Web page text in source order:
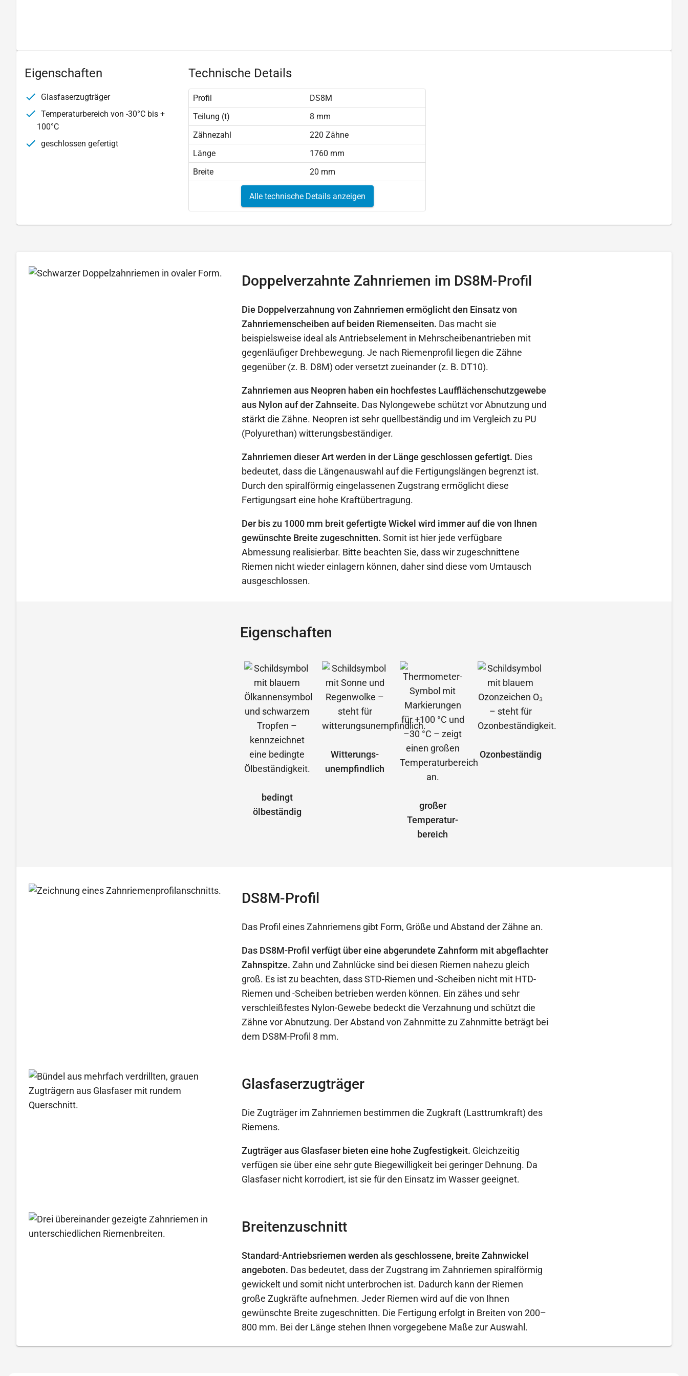
Eigenschaften
Glasfaserzugträger
Temperaturbereich von -30°C bis +
100°C
geschlossen gefertigt
Technische Details
Profil
DS8M
Teilung (t)
8 mm
Zähnezahl
220 Zähne
Länge
1760 mm
Breite
20 mm
Alle technische Details anzeigen
Doppelverzahnte Zahnriemen im DS8M-Profil
Die Doppelverzahnung von Zahnriemen ermöglicht den Einsatz von
Zahnriemenscheiben auf beiden Riemenseiten. Das macht sie
beispielsweise ideal als Antriebselement in Mehrscheibenantrieben mit
gegenläufiger Drehbewegung. Je nach Riemenprofil liegen die Zähne
gegenüber (z. B. D8M) oder versetzt zueinander (z. B. DT10).
Zahnriemen aus Neopren haben ein hochfestes Laufflächenschutzgewebe
aus Nylon auf der Zahnseite. Das Nylongewebe schützt vor Abnutzung und
stärkt die Zähne. Neopren ist sehr quellbeständig und im Vergleich zu PU
(Polyurethan) witterungsbeständiger.
Zahnriemen dieser Art werden in der Länge geschlossen gefertigt. Dies
bedeutet, dass die Längenauswahl auf die Fertigungslängen begrenzt ist.
Durch den spiralförmig eingelassenen Zugstrang ermöglicht diese
Fertigungsart eine hohe Kraftübertragung.
Der bis zu 1000 mm breit gefertigte Wickel wird immer auf die von Ihnen
gewünschte Breite zugeschnitten. Somit ist hier jede verfügbare
Abmessung realisierbar. Bitte beachten Sie, dass wir zugeschnittene
Riemen nicht wieder einlagern können, daher sind diese vom Umtausch
ausgeschlossen.
Eigenschaften
bedingt
ölbeständig
Witterungs­
unempfindlich
großer
Temperatur­
bereich
Ozonbeständig
DS8M-Profil
Das Profil eines Zahnriemens gibt Form, Größe und Abstand der Zähne an.
Das DS8M-Profil verfügt über eine abgerundete Zahnform mit abgeflachter
Zahnspitze. Zahn und Zahnlücke sind bei diesen Riemen nahezu gleich
groß. Es ist zu beachten, dass STD-Riemen und -Scheiben nicht mit HTD-
Riemen und -Scheiben betrieben werden können. Ein zähes und sehr
verschleißfestes Nylon-Gewebe bedeckt die Verzahnung und schützt die
Zähne vor Abnutzung. Der Abstand von Zahnmitte zu Zahnmitte beträgt bei
dem DS8M-Profil 8 mm.
Glasfaserzugträger
Die Zugträger im Zahnriemen bestimmen die Zugkraft (Lasttrumkraft) des
Riemens.
Zugträger aus Glasfaser bieten eine hohe Zugfestigkeit. Gleichzeitig
verfügen sie über eine sehr gute Biegewilligkeit bei geringer Dehnung. Da
Glasfaser nicht korrodiert, ist sie für den Einsatz im Wasser geeignet.
Breitenzuschnitt
Standard-Antriebsriemen werden als geschlossene, breite Zahnwickel
angeboten. Das bedeutet, dass der Zugstrang im Zahnriemen spiralförmig
gewickelt und somit nicht unterbrochen ist. Dadurch kann der Riemen
große Zugkräfte aufnehmen. Jeder Riemen wird auf die von Ihnen
gewünschte Breite zugeschnitten. Die Fertigung erfolgt in Breiten von 200–
800 mm. Bei der Länge stehen Ihnen vorgegebene Maße zur Auswahl.